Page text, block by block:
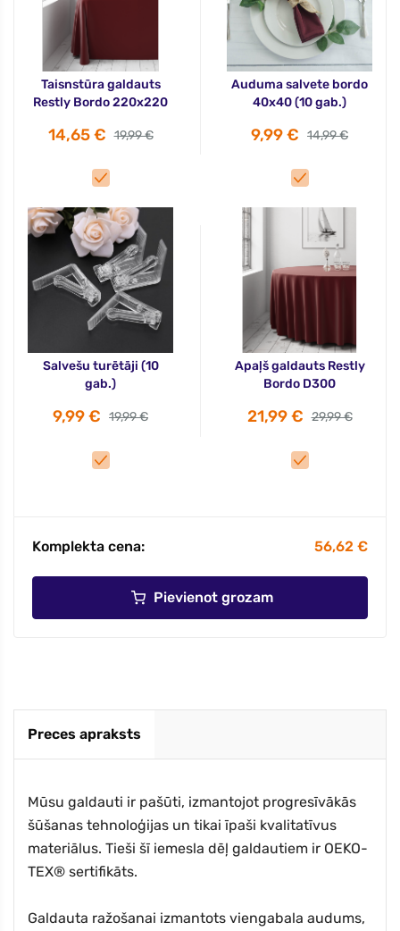
Taisnstūra galdauts
Restly Bordo 220x220
14,65 € 19,99 €
Auduma salvete bordo
40x40 (10 gab.)
9,99 € 14,99 €
Salvešu turētāji (10
gab.)
9,99 € 19,99 €
Apaļš galdauts Restly
Bordo D300
21,99 € 29,99 €
Komplekta cena: 56,62 €
Pievienot grozam
Preces apraksts
Mūsu galdauti ir pašūti, izmantojot progresīvākās
šūšanas tehnoloģijas un tikai īpaši kvalitatīvus
materiālus. Tieši šī iemesla dēļ galdautiem ir OEKO-
TEX® sertifikāts.
Galdauta ražošanai izmantots viengabala audums,